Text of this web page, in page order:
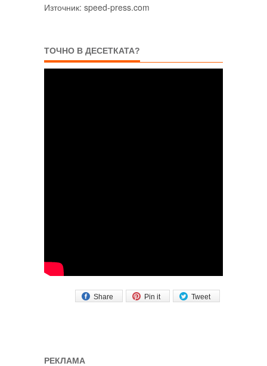
Източник: speed-press.com
ТОЧНО В ДЕСЕТКАТА?
Tweet
Pin it
Share
РЕКЛАМА